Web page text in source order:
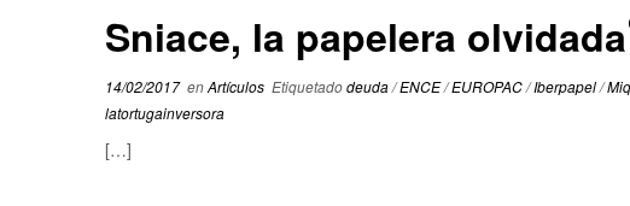
Sniace, la papelera olvidada
14/02/2017enArtículos Etiquetadodeuda/ENCE/EUROPAC/Iberpapel/
latortugainversora
[…]